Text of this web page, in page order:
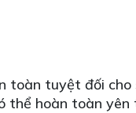
tuyệt đối
thể hoàn toàn